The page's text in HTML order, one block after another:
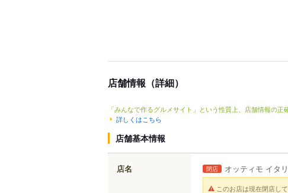
店舗情報（詳細）
「みんなで作るグルメサイト」という性質上、店舗情報の
詳しくはこちら
店舗基本情報
店名 閉店 オッティモ イタ
このお店は現在閉店して